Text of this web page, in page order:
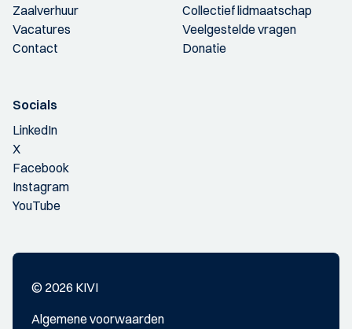
Zaalverhuur
Vacatures
Contact
Collectief lidmaatschap
Veelgestelde vragen
Donatie
Socials
LinkedIn
X
Facebook
Instagram
YouTube
© 2026 KIVI
Algemene voorwaarden